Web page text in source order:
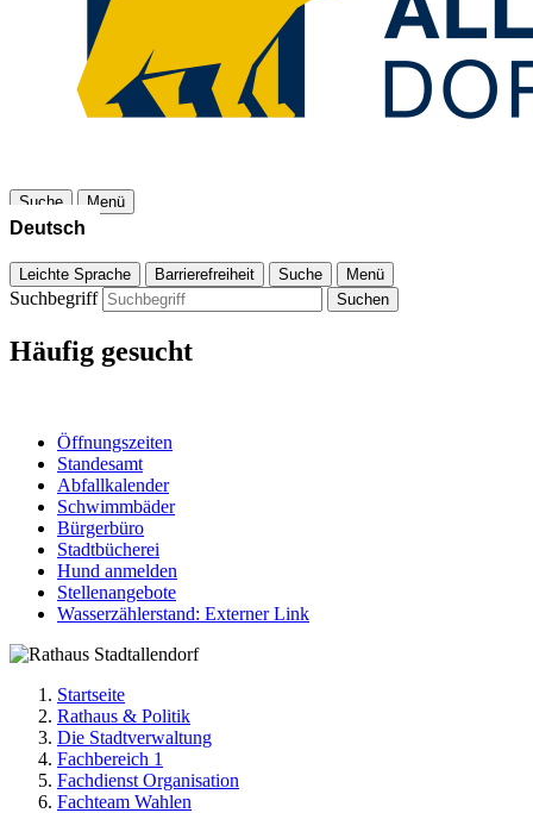
Suche Menü
Leichte Sprache Barrierefreiheit Suche Menü
Suchbegriff Suchen
Häufig gesucht
Öffnungszeiten
Standesamt
Abfallkalender
Schwimmbäder
Bürgerbüro
Stadtbücherei
Hund anmelden
Stellenangebote
Wasserzählerstand: Externer Link
Startseite
Rathaus & Politik
Die Stadtverwaltung
Fachbereich 1
Fachdienst Organisation
Fachteam Wahlen